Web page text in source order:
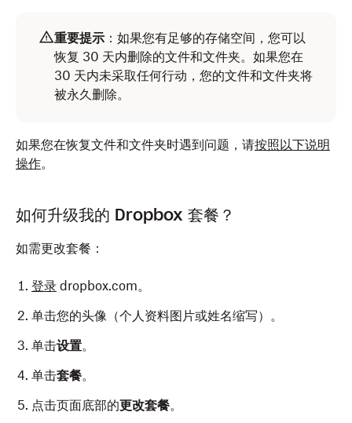
重要提示 ：如果您有足够的存储空间，您可以
恢复 30 天内删除的文件和文件夹。如果您在
30 天内未采取任何行动，您的文件和文件夹将
被永久删除。
如果您在恢复文件和文件夹时遇到问题，请按照以下说明
操作。
如何升级我的 Dropbox 套餐？
如需更改套餐：
登录 dropbox.com。
单击您的头像（个人资料图片或姓名缩写）。
单击设置。
单击套餐。
点击页面底部的更改套餐。